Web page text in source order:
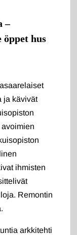
–
hus
ja kävivät
ihmisten
Remontin
arkkitehti